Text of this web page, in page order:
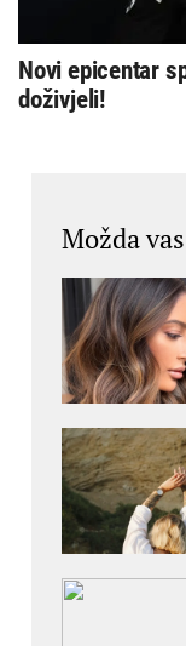
Novi epicentar
doživjeli!
Možda